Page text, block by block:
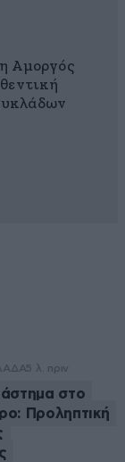
Αμοργός
5 λ. πριν
στο
Προληπτική